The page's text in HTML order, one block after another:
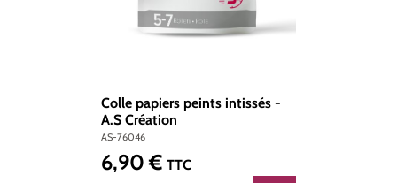
Colle papiers peints intissés -
A.S Création
AS-76046
Prix régulier :
6,90 € TTC